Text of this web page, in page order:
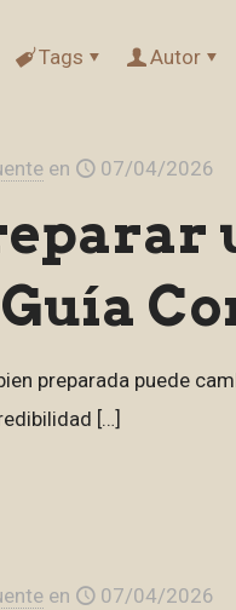
Tags Autor
en 07/04/2026
preparada puede
[…]
en 07/04/2026